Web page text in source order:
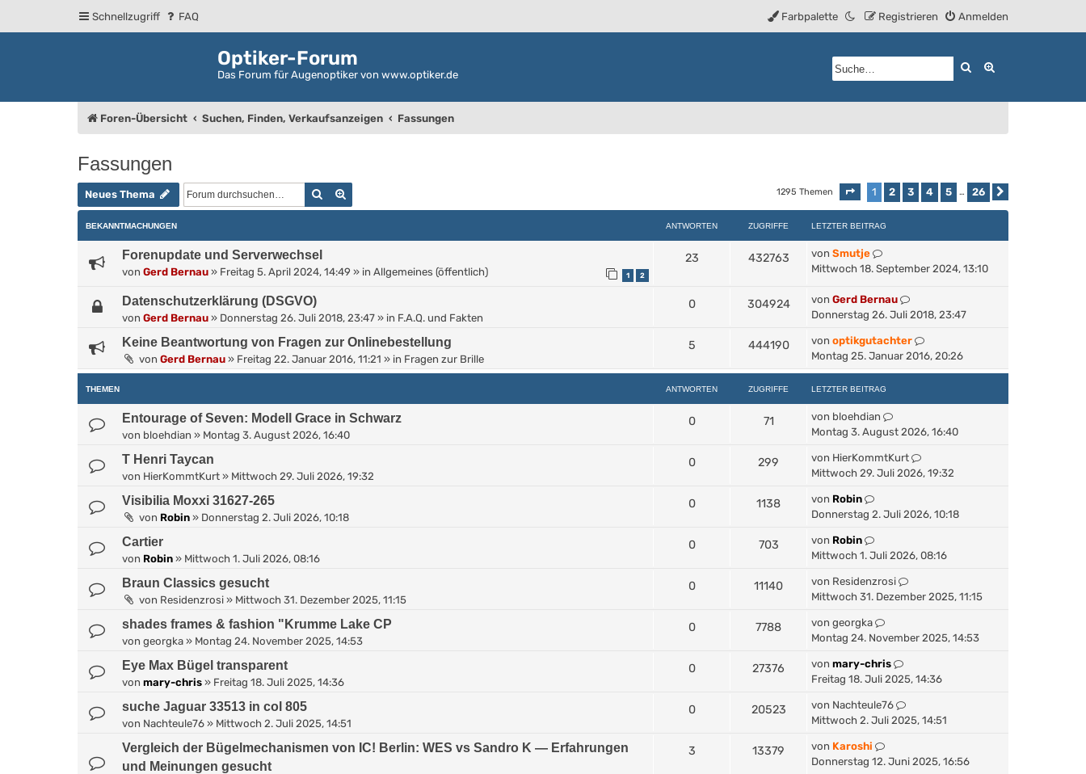
Schnellzugriff FAQ Anmelden
Registrieren
Farbpalette
Optiker-Forum
Das Forum für Augenoptiker von www.optiker.de
Suche
Foren-Übersicht Suchen, Finden, Verkaufsanzeigen Fassungen
Fassungen
Neues Thema Suche 1295 Themen Seite 1von 26
1 2 3 4 5 … 26
BEKANNTMACHUNGEN ANTWORTEN ZUGRIFFE LETZTER BEITRAG
Forenupdate und Serverwechsel
von Gerd Bernau » Freitag 5. April 2024, 14:49 » in Allgemeines (öffentlich) 1 2
23 432763 von Smutje
Mittwoch 18. September 2024, 13:10
Datenschutzerklärung (DSGVO)
von Gerd Bernau » Donnerstag 26. Juli 2018, 23:47 » in F.A.Q. und Fakten
0 304924 von Gerd Bernau
Donnerstag 26. Juli 2018, 23:47
Keine Beantwortung von Fragen zur Onlinebestellung
von Gerd Bernau » Freitag 22. Januar 2016, 11:21 » in Fragen zur Brille
5 444190 von optikgutachter
Montag 25. Januar 2016, 20:26
THEMEN ANTWORTEN ZUGRIFFE LETZTER BEITRAG
Entourage of Seven: Modell Grace in Schwarz
von bloehdian » Montag 3. August 2026, 16:40
0 71 von bloehdian
Montag 3. August 2026, 16:40
T Henri Taycan
von HierKommtKurt » Mittwoch 29. Juli 2026, 19:32
0 299 von HierKommtKurt
Mittwoch 29. Juli 2026, 19:32
Visibilia Moxxi 31627-265
von Robin » Donnerstag 2. Juli 2026, 10:18
0 1138 von Robin
Donnerstag 2. Juli 2026, 10:18
Cartier
von Robin » Mittwoch 1. Juli 2026, 08:16
0 703 von Robin
Mittwoch 1. Juli 2026, 08:16
Braun Classics gesucht
von Residenzrosi » Mittwoch 31. Dezember 2025, 11:15
0 11140 von Residenzrosi
Mittwoch 31. Dezember 2025, 11:15
shades frames & fashion "Krumme Lake CP
von georgka » Montag 24. November 2025, 14:53
0 7788 von georgka
Montag 24. November 2025, 14:53
Eye Max Bügel transparent
von mary-chris » Freitag 18. Juli 2025, 14:36
0 27376 von mary-chris
Freitag 18. Juli 2025, 14:36
suche Jaguar 33513 in col 805
von Nachteule76 » Mittwoch 2. Juli 2025, 14:51
0 20523 von Nachteule76
Mittwoch 2. Juli 2025, 14:51
Vergleich der Bügelmechanismen von IC! Berlin: WES vs Sandro K — Erfahrungen
und Meinungen gesucht
3 13379 von Karoshi
Donnerstag 12. Juni 2025, 16:56